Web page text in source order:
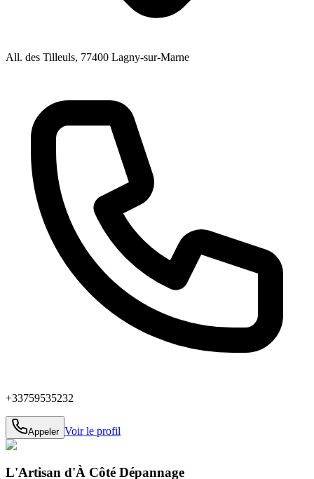
All. des Tilleuls, 77400 Lagny-sur-Marne
+33759535232
Appeler Voir le profil
L'Artisan d'À Côté Dépannage